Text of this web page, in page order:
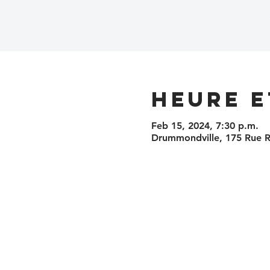
Heure
Feb 15, 2024, 7:30 p.m.
Drummondville, 175 Rue